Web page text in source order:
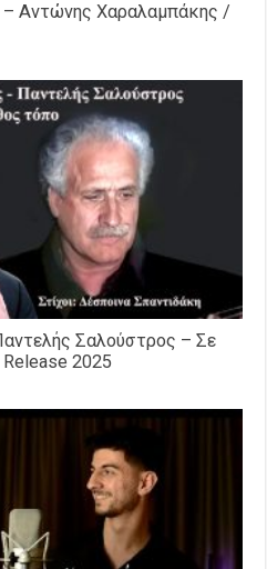
Αντώνης Χαραλαμπάκης /
Σαλούστρος – Σε
2025